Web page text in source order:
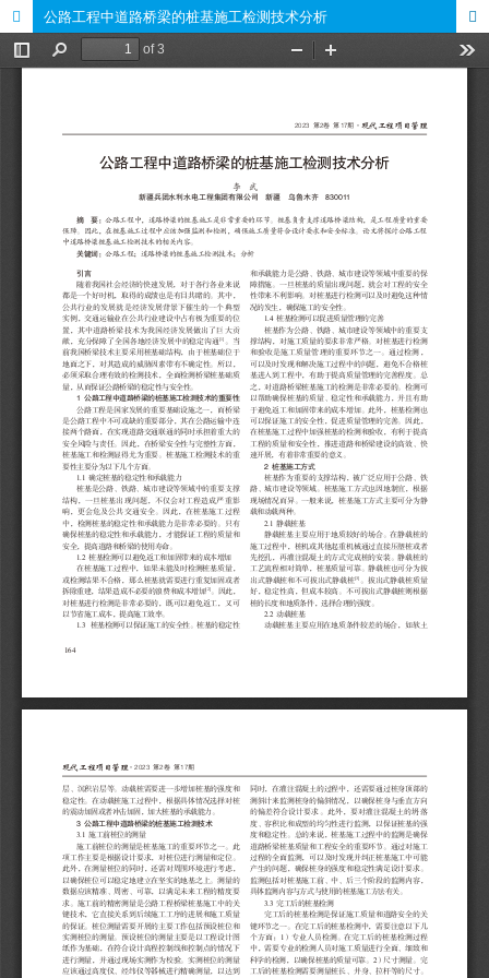
公路工程中道路桥梁的桩基施工检测技术分析